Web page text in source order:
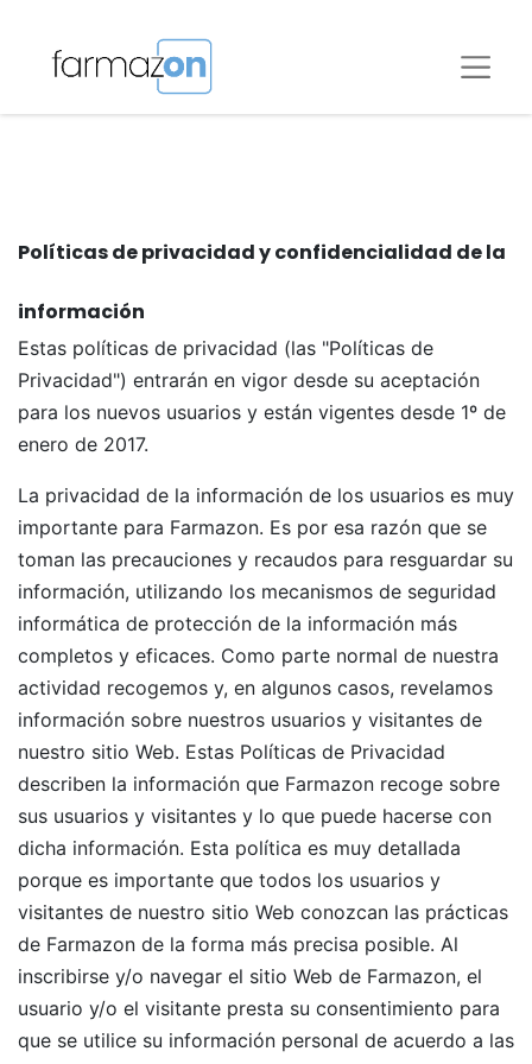
Políticas de privacidad y confidencialidad de la
información
Estas políticas de privacidad (las "Políticas de
Privacidad") entrarán en vigor desde su aceptación
para los nuevos usuarios y están vigentes desde 1º de
enero de 2017.
La privacidad de la información de los usuarios es muy
importante para Farmazon. Es por esa razón que se
toman las precauciones y recaudos para resguardar su
información, utilizando los mecanismos de seguridad
informática de protección de la información más
completos y eficaces. Como parte normal de nuestra
actividad recogemos y, en algunos casos, revelamos
información sobre nuestros usuarios y visitantes de
nuestro sitio Web. Estas Políticas de Privacidad
describen la información que Farmazon recoge sobre
sus usuarios y visitantes y lo que puede hacerse con
dicha información. Esta política es muy detallada
porque es importante que todos los usuarios y
visitantes de nuestro sitio Web conozcan las prácticas
de Farmazon de la forma más precisa posible. Al
inscribirse y/o navegar el sitio Web de Farmazon, el
usuario y/o el visitante presta su consentimiento para
que se utilice su información personal de acuerdo a las